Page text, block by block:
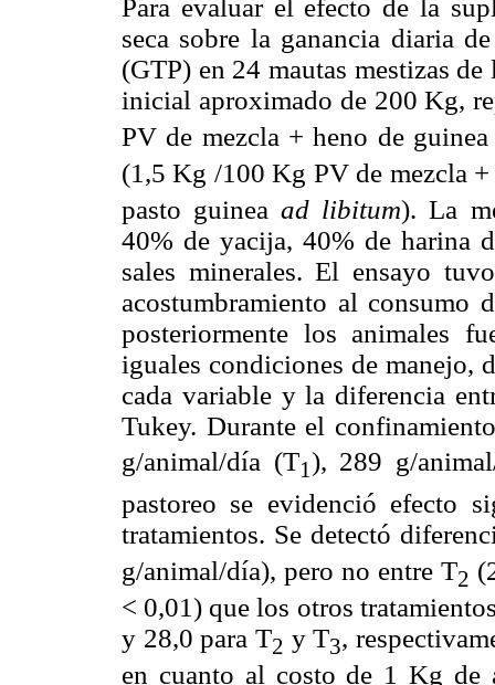
Para evaluar el efecto de la
seca sobre la ganancia diaria
(GTP) en 24 mautas mestizas
inicial aproximado de 200 Kg,
PV de mezcla + heno de
(1,5 Kg /100 Kg PV de mezcla
pasto guineaad libitum). La
40% de yacija, 40% de harina
sales minerales. El ensayo
acostumbramiento al consumo
posteriormente los animales
iguales condiciones de manejo,
cada variable y la diferencia
Tukey. Durante el
g/animal/día (T1), 289 g/
pastoreo se evidenció efecto
tratamientos. Se detectó
g/animal/día), pero no entre T2
< 0,01) que los otros
y 28,0 para T2 y T3,
en cuanto al costo de 1 Kg de